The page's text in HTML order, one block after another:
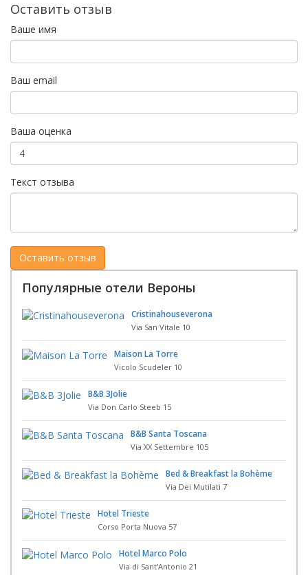
Оставить отзыв
Ваше имя
Ваш email
Ваша оценка
Текст отзыва
Популярные отели Вероны
Cristinahouseverona
Via San Vitale 10
Maison La Torre
Vicolo Scudeler 10
B&B 3Jolie
Via Don Carlo Steeb 15
B&B Santa Toscana
Via XX Settembre 105
Bed & Breakfast la Bohème
Via Dei Mutilati 7
Hotel Trieste
Corso Porta Nuova 57
Hotel Marco Polo
Via di Sant'Antonio 21